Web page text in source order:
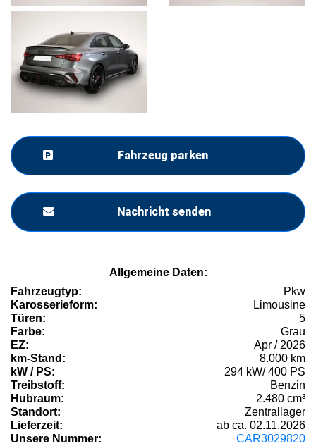
Fahrzeug parken
Nachricht senden
Allgemeine Daten:
Fahrzeugtyp:
Pkw
Karosserieform:
Limousine
Türen:
5
Farbe:
Grau
EZ:
Apr / 2026
km-Stand:
8.000 km
kW / PS:
294 kW/ 400 PS
Treibstoff:
Benzin
Hubraum:
2.480 cm³
Standort:
Zentrallager
Lieferzeit:
ab ca. 02.11.2026
Unsere Nummer:
CAR3029820